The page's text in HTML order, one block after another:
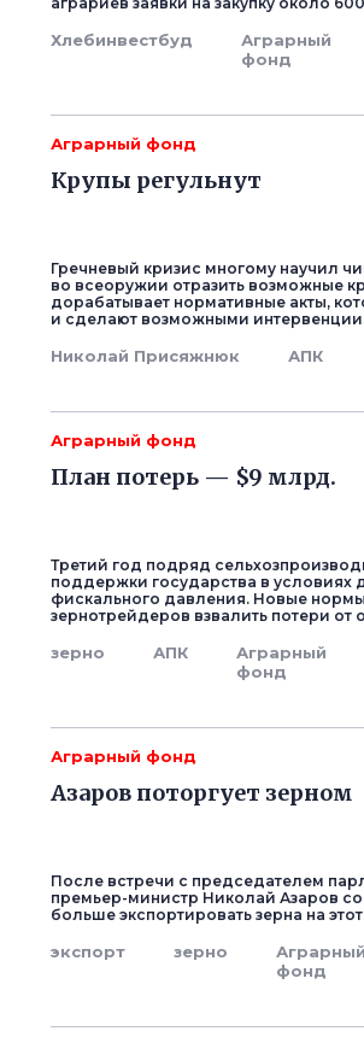
Хлебинвестбуд
Аграрный
фонд
Аграрный фонд
Крупы регульнут
Гречневый кризис многому научил
во всеоружии отразить возможные
дорабатывает нормативные акты,
и сделают возможными
Николай Присяжнюк АПК
Аграрный фонд
План потерь — $9 млрд.
Третий год подряд
поддержки государства в условиях
фискального давления. Новые
зернотрейдеров взвалить потери
зерно АПК
Аграрный
фонд
Аграрный фонд
Азаров поторгует зерном
После встречи с председателем
премьер-министр Николай Азаров
больше экспортировать зерна на
экспорт зерно
Аграрный
фонд